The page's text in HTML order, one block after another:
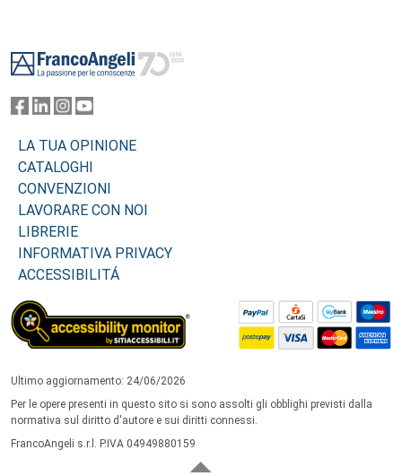
LA TUA OPINIONE
CATALOGHI
CONVENZIONI
LAVORARE CON NOI
LIBRERIE
INFORMATIVA PRIVACY
ACCESSIBILITÁ
Ultimo aggiornamento: 24/06/2026
Per le opere presenti in questo sito si sono assolti gli obblighi previsti dalla
normativa sul diritto d'autore e sui diritti connessi.
FrancoAngeli s.r.l. P.IVA 04949880159